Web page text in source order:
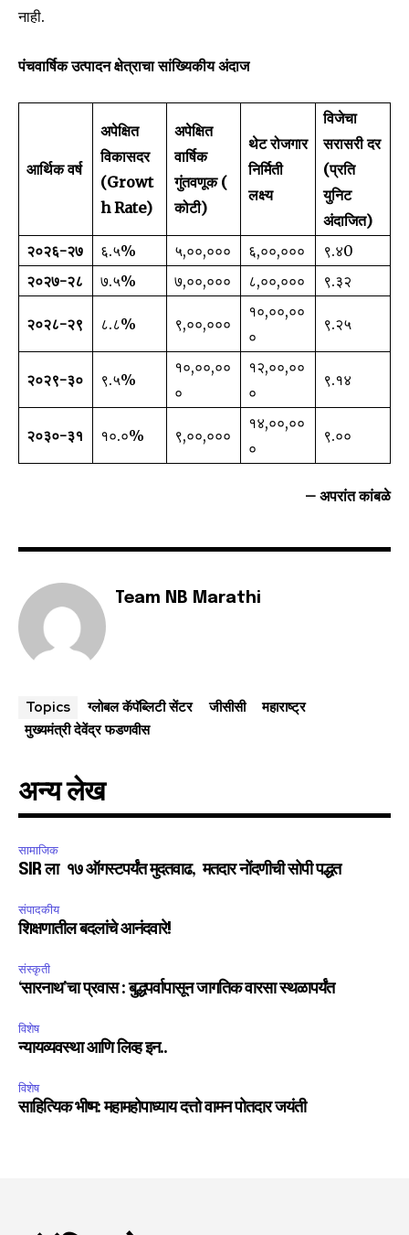
नाही.
पंचवार्षिक उत्पादन क्षेत्राचा सांख्यिकीय अंदाज
आर्थिक वर्ष
अपेक्षित
विकासदर
(Growt
h Rate)
अपेक्षित
वार्षिक
गुंतवणूक (
कोटी)
थेट रोजगार
निर्मिती
लक्ष्य
विजेचा
सरासरी दर
(प्रति
युनिट
अंदाजित)
२०२६-२७
६.५% ₹५,००,००० ६,००,०००
₹९.४0
२०२७-२८
७.५% ₹७,००,००० ८,००,००० ₹९.३२
२०२८-२९ ८.८% ₹९,००,०००
१०,००,००
०
₹९.२५
२०२९-३० ९.५%
₹१०,००,००
०
१२,००,००
०
₹९.१४
२०३०-३१ १०.०% ₹९,००,०००
१४,००,००
०
₹९.००
– अपरांत कांबळे
Team NB Marathi
Topics ग्लोबल कॅपॅब्लिटी सेंटर जीसीसी
महाराष्ट्र
मुख्यमंत्री देवेंद्र फडणवीस
अन्य लेख
सामाजिक
SIR ला १७ ऑगस्टपर्यंत मुदतवाढ, मतदार नोंदणीची सोपी पद्धत
संपादकीय
शिक्षणातील बदलांचे आनंदवारे!
संस्कृती
‘सारनाथ’चा प्रवास : बुद्धपर्वापासून जागतिक वारसा स्थळापर्यंत
विशेष
न्यायव्यवस्था आणि लिव्ह इन..
विशेष
साहित्यिक भीष्म: महामहोपाध्याय दत्तो वामन पोतदार जयंती